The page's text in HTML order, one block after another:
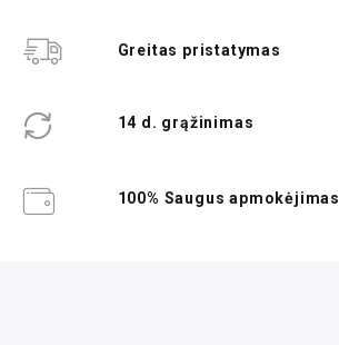
Greitas pristatymas
14 d. grąžinimas
100% Saugus apmokėjimas